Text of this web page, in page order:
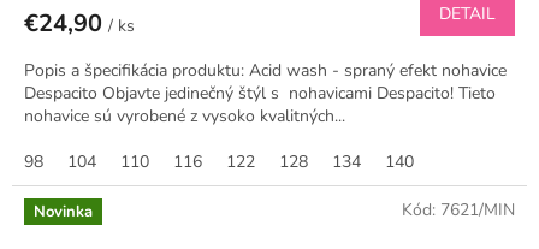
€24,90 / ks
DETAIL
Popis a špecifikácia produktu: Acid wash - spraný efekt nohavice
Despacito Objavte jedinečný štýl s nohavicami Despacito! Tieto
nohavice sú vyrobené z vysoko kvalitných...
98
104 110 116 122 128 134 140
Novinka Kód: 7621/MIN